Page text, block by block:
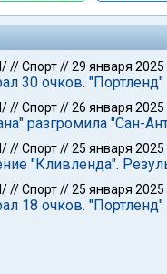
//Спорт//29 января 2025
30 очков.
//Спорт//26 января 2025
разгромила "Сан-
//Спорт//25 января 2025
"Кливленда".
//Спорт//25 января 2025
18 очков.